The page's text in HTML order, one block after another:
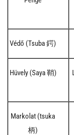
Védő (Tsuba 鍔)
Hüvely (Saya 鞘)
Markolat (tsuka
柄)